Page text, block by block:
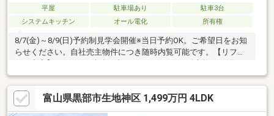
平屋 駐車場あり
駐車3台
システムキッチン
オール電化 所有権
8/7(金)～8/9(日)予約制見学会開催※当日予約OK。ご希望日をお知
らせください。自社売主物件につき随時内覧可能です。【リフォ
点検、設備点検●庭木伐採●システムキッチン交換、ユニットバス
交換、トイレ交換、洗面化粧台交換【おすすめポイント】・本物
件は条件により住宅ローン減税が適用されます。・雨漏り、構造
上主要な部分の欠陥や腐食、給排水管の故障や漏水についてお引
富山県黒部市生地神区 1,499万円 4LDK